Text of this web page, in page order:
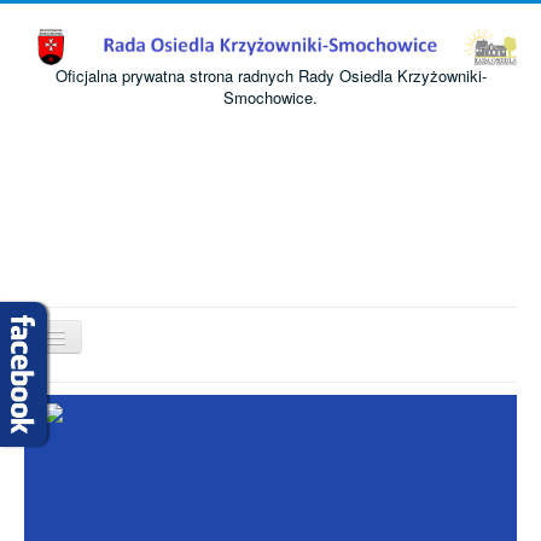
Oficjalna prywatna strona radnych Rady Osiedla Krzyżowniki-
Smochowice.
Przełącz
nawigację
Start
O nas